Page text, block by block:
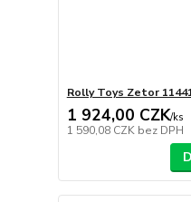
Rolly Toys Zetor
1 924,00 CZK/ks
1 590,08 CZK bez DPH